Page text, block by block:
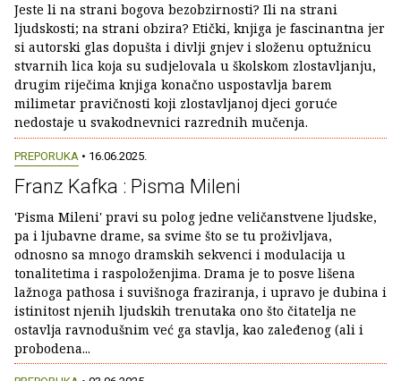
Jeste li na strani bogova bezobzirnosti? Ili na strani
ljudskosti; na strani obzira? Etički, knjiga je fascinantna jer
si autorski glas dopušta i divlji gnjev i složenu optužnicu
stvarnih lica koja su sudjelovala u školskom zlostavljanju,
drugim riječima knjiga konačno uspostavlja barem
milimetar pravičnosti koji zlostavljanoj djeci goruće
nedostaje u svakodnevnici razrednih mučenja.
PREPORUKA • 16.06.2025.
Franz Kafka : Pisma Mileni
'Pisma Mileni' pravi su polog jedne veličanstvene ljudske,
pa i ljubavne drame, sa svime što se tu proživljava,
odnosno sa mnogo dramskih sekvenci i modulacija u
tonalitetima i raspoloženjima. Drama je to posve lišena
lažnoga pathosa i suvišnoga fraziranja, i upravo je dubina i
istinitost njenih ljudskih trenutaka ono što čitatelja ne
ostavlja ravnodušnim već ga stavlja, kao zaleđenog (ali i
probodena...